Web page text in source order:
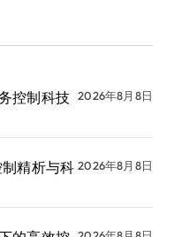
控制科技 2026年8月8日
精析与科 2026年8月8日